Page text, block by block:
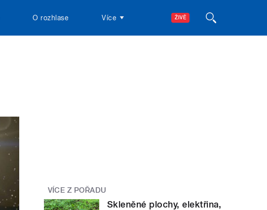
ŽIVĚ
O rozhlase Více
VÍCE Z POŘADU
Skleněné plochy, elektřina,